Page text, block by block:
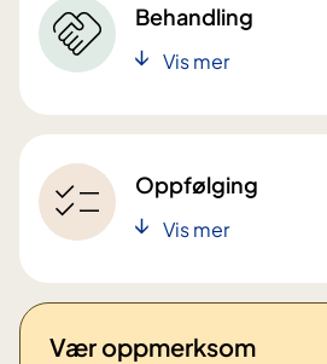
Behandling
Vis mer
Oppfølging
Vis mer
Vær oppmerksom